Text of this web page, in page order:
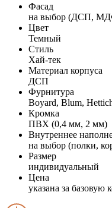
Фасад
на выбор (ДСП,
Цвет
Темный
Стиль
Хай-тек
Материал корпуса
ДСП
Фурнитура
Boyard, Blum,
Кромка
ПВХ (0,4 мм, 2 мм)
Внутреннее
на выбор (полки,
Размер
индивидуальный
Цена
указана за базовую